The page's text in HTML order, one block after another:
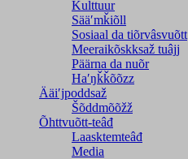
Kulttuur
Sääʹmǩiõll
Sosiaal da tiõrvâsvuõtt
Meeraikõskksaž tuâjj
Päärna da nuõr
Haʹŋǩǩõõzz
Ääiʹjpoddsaž
Šõddmõõžž
Õhttvuõtt-teâđ
Laasktemteâđ
Media